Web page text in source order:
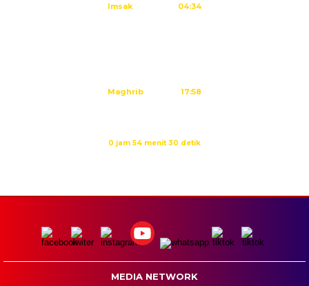
Imsak 04:34
Maghrib 17:58
0 jam 54 menit 29 detik
MEDIA NETWORK